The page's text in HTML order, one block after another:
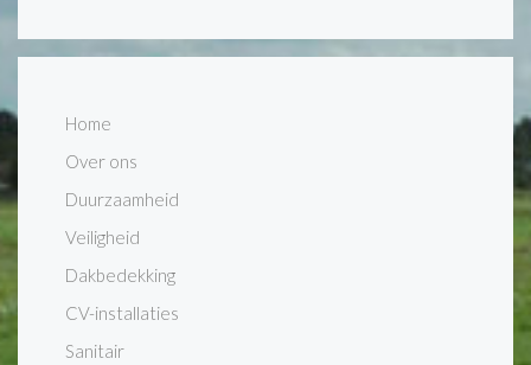
Home
Over ons
Duurzaamheid
Veiligheid
Dakbedekking
CV-installaties
Sanitair